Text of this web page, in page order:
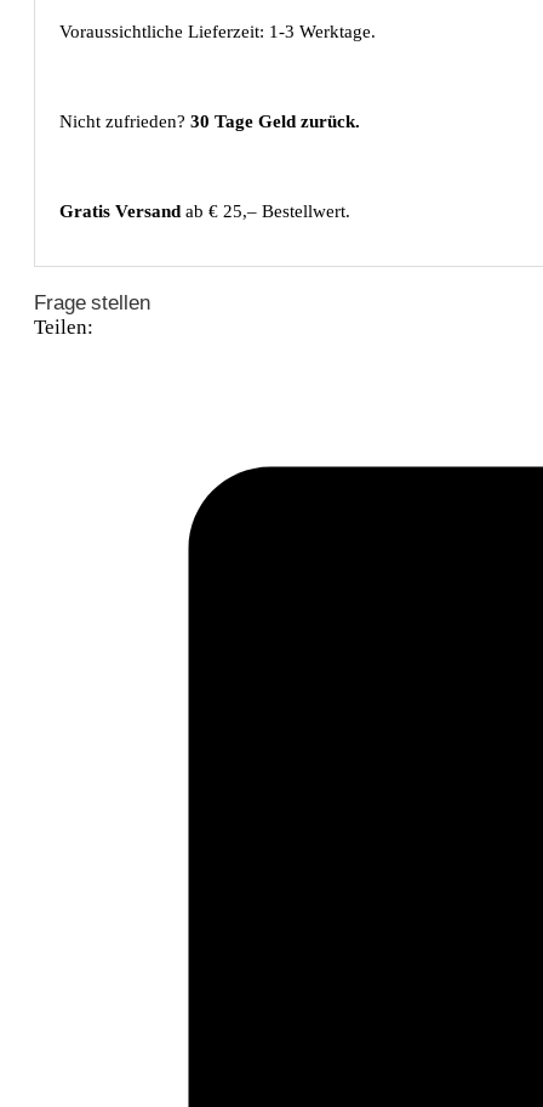
Voraussichtliche Lieferzeit: 1-3 Werktage.
Nicht zufrieden? 30 Tage Geld zurück.
Gratis Versand ab € 25,– Bestellwert.
Frage stellen
Teilen: